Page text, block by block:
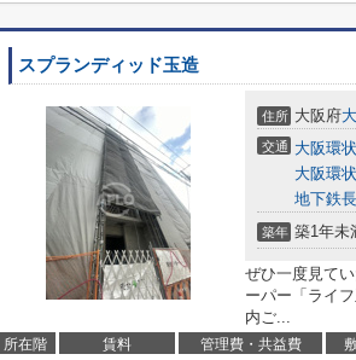
スプランディッド玉造
住所 大阪府
交通 大阪環
大阪環
地下鉄
築年 築1年未
ぜひ一度見て
ーパー「ライ
内ご...
所在階 賃料 管理費・共益費